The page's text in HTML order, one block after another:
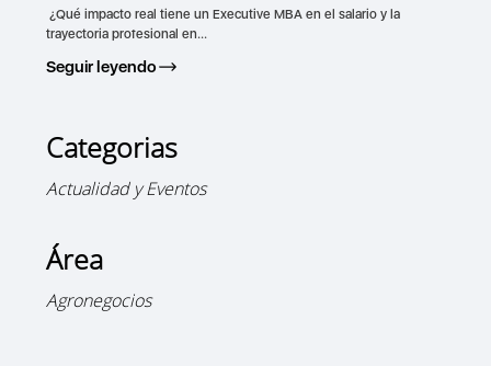
¿Qué impacto real tiene un Executive MBA en el salario y la
trayectoria profesional en...
Seguir leyendo
Categorias
Actualidad y Eventos
Área
Agronegocios